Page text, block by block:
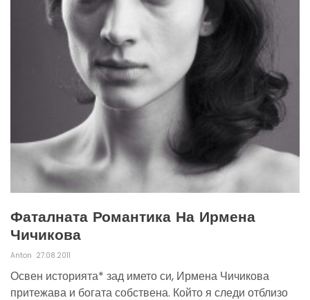
Фаталната Романтика На Ирмена
Чичикова
Anton 27.08.2011
Освен историята* зад името си, Ирмена Чичикова
притежава и богата собствена. Който я следи отблизо